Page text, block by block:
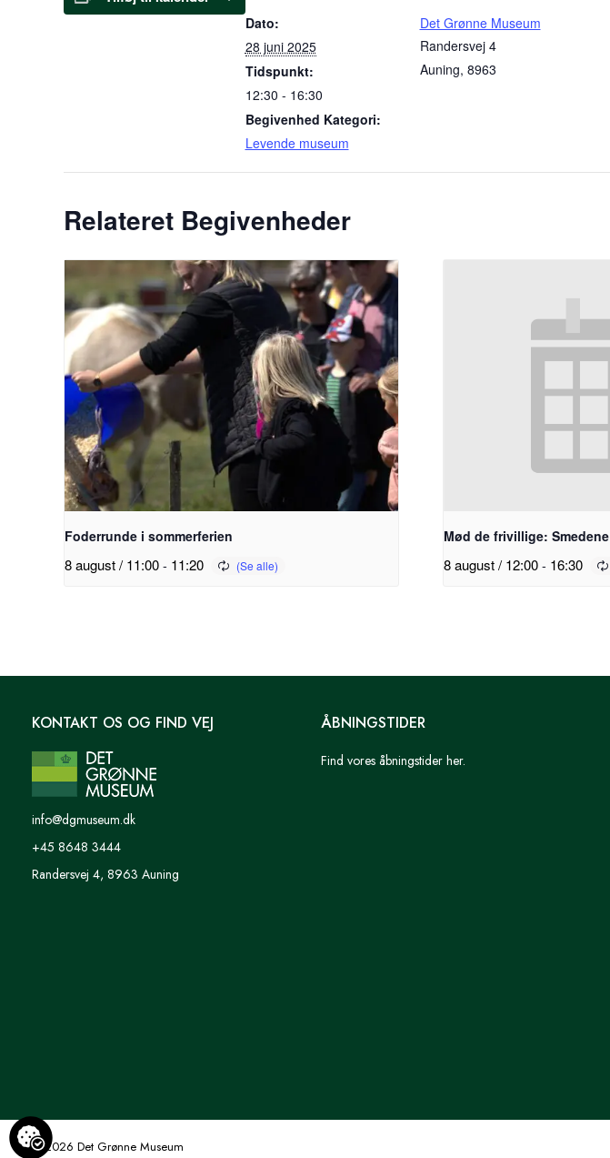
Dato:
28 juni 2025
Tidspunkt:
12:30 - 16:30
Begivenhed Kategori:
Levende museum
Det Grønne Museum
Randersvej 4
Auning, 8963
Relateret Begivenheder
Foderrunde i sommerferien
8 august / 11:00 - 11:20
Mød de frivillige: Smedene
8 august / 12:00 - 16:30
KONTAKT OS OG FIND VEJ
info@dgmuseum.dk
+45 8648 3444
Randersvej 4, 8963 Auning
ÅBNINGSTIDER
Find vores åbningstider her.
© 2026 Det Grønne Museum